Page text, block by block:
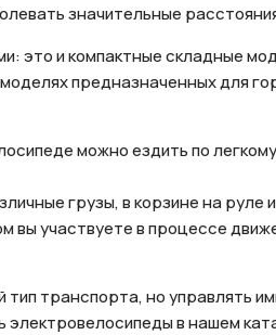
значительные
это и компактные складные
предназначенных для
можно ездить по
грузы, в корзине на руле
вы участвуете в процессе
транспорта, но управлять
в нашем
Отправить